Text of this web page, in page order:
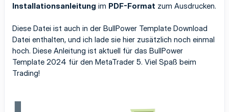
Installationsanleitung im PDF-Format zum Ausdrucken.
Diese Datei ist auch in der BullPower Template Download
Datei enthalten, und ich lade sie hier zusätzlich noch einmal
hoch. Diese Anleitung ist aktuell für das BullPower
Template 2024 für den MetaTrader 5. Viel Spaß beim
Trading!